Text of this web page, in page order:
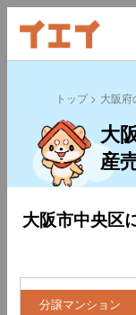
トップ 大阪府
大
産
大阪市中央区
分譲マンション